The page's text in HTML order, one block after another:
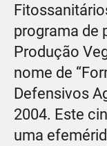
programa de
Produção
nome de
Defensivos
2004. Este
uma